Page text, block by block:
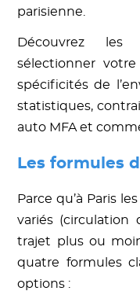
parisienne.
Découvrez
sélectionner votre
spécificités de
statistiques,
auto MFA et
Les formules
Parce qu’à Paris
variés (circulation
trajet plus ou
quatre formules
options :